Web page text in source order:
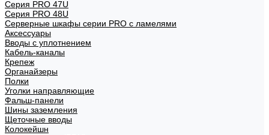
Серия PRO 47U
Серия PRO 48U
Серверные шкафы серии PRO с ламелями
Аксессуары
Вводы с уплотнением
Кабель-каналы
Крепеж
Органайзеры
Полки
Уголки направляющие
Фальш-панели
Шины заземления
Щеточные вводы
Колокейшн